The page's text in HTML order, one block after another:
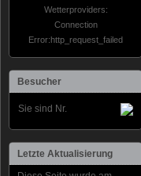
Wetterproviders:
Connection
Error:http_request_failed
Besucher
Sie sind Nr.
Letzte Aktualisierung